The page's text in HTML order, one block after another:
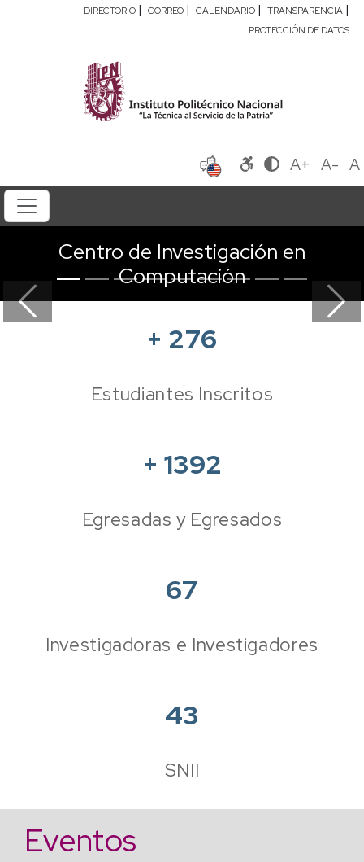
DIRECTORIO | CORREO | CALENDARIO | TRANSPARENCIA |
PROTECCIÓN DE DATOS
A+ A- A
Centro de Investigación en
Computación
Previous Next
+ 276
Estudiantes Inscritos
+ 1392
Egresadas y Egresados
67
Investigadoras e Investigadores
43
SNII
Eventos